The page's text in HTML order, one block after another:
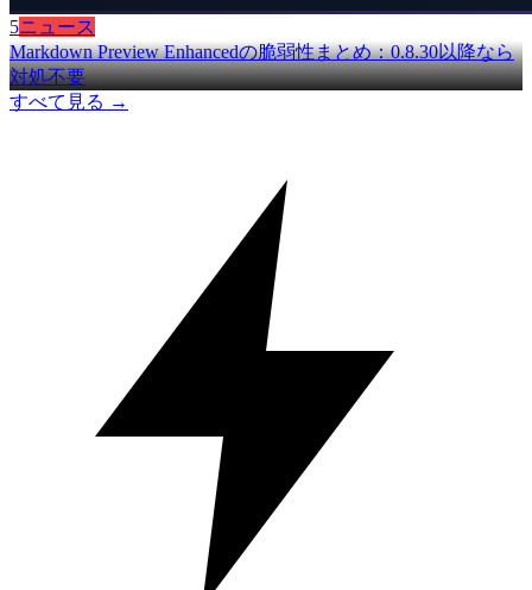
5ニュース
Markdown Preview Enhancedの脆弱性まとめ：0.8.30以降なら
対処不要
すべて見る →